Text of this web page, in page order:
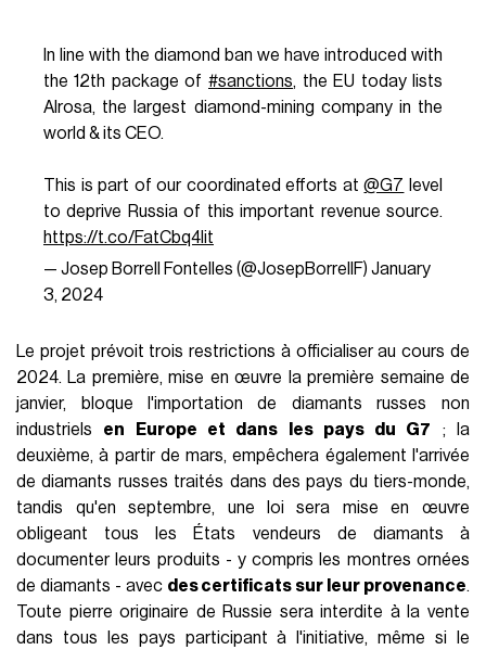
In line with the diamond ban we have introduced with
the 12th package of #sanctions, the EU today lists
Alrosa, the largest diamond-mining company in the
world & its CEO.
This is part of our coordinated efforts at@G7 level
to deprive Russia of this important revenue source.
https://t.co/FatCbq4Iit
— Josep Borrell Fontelles (@JosepBorrellF) January
3, 2024
Le projet prévoit trois restrictions à officialiser au cours de
2024. La première, mise en œuvre la première semaine de
janvier, bloque l'importation de diamants russes non
industriels en Europe et dans les pays du G7 ; la
deuxième, à partir de mars, empêchera également l'arrivée
de diamants russes traités dans des pays du tiers-monde,
tandis qu'en septembre, une loi sera mise en œuvre
obligeant tous les États vendeurs de diamants à
documenter leurs produits - y compris les montres ornées
de diamants - avec des certificats sur leur provenance.
Toute pierre originaire de Russie sera interdite à la vente
dans tous les pays participant à l'initiative, même si le